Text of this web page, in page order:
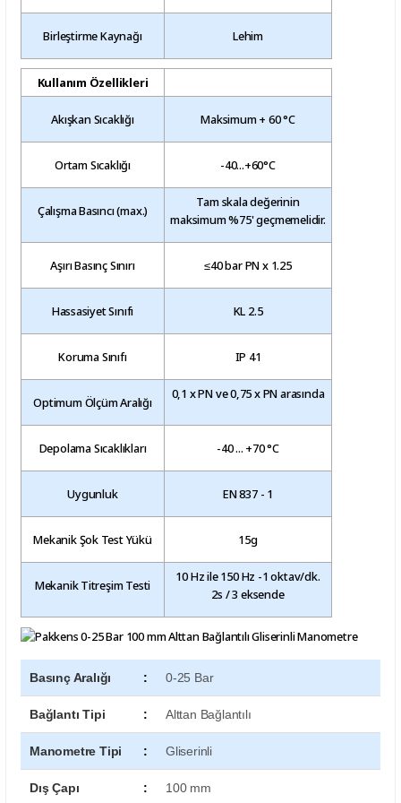
Birleştirme Kaynağı Lehim
Kullanım Özellikleri
Akışkan Sıcaklığı Maksimum + 60 °C
Ortam Sıcaklığı -40...+60°C
Çalışma Basıncı (max.)
Tam skala değerinin
maksimum %75' geçmemelidir.
Aşırı Basınç Sınırı ≤40 bar PN x 1.25
Hassasiyet Sınıfı KL 2.5
Koruma Sınıfı IP 41
Optimum Ölçüm Aralığı
0,1 x PN ve 0,75 x PN arasında
Depolama Sıcaklıkları -40 ... +70 °C
Uygunluk EN 837 - 1
Mekanik Şok Test Yükü 15g
Mekanik Titreşim Testi
10 Hz ile 150 Hz -1 oktav/dk.
2s / 3 eksende
Basınç Aralığı : 0-25 Bar
Bağlantı Tipi : Alttan Bağlantılı
Manometre Tipi : Gliserinli
Dış Çapı : 100 mm